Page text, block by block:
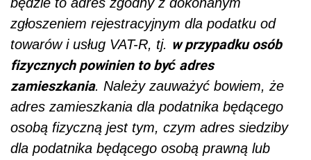
zgłoszeniem rejestracyjnym dla podatku od
towarów i usług VAT-R, tj. w przypadku osób
fizycznych powinien to być adres
zamieszkania. Należy zauważyć bowiem, że
adres zamieszkania dla podatnika będącego
osobą fizyczną jest tym, czym adres siedziby
dla podatnika będącego osobą prawną lub